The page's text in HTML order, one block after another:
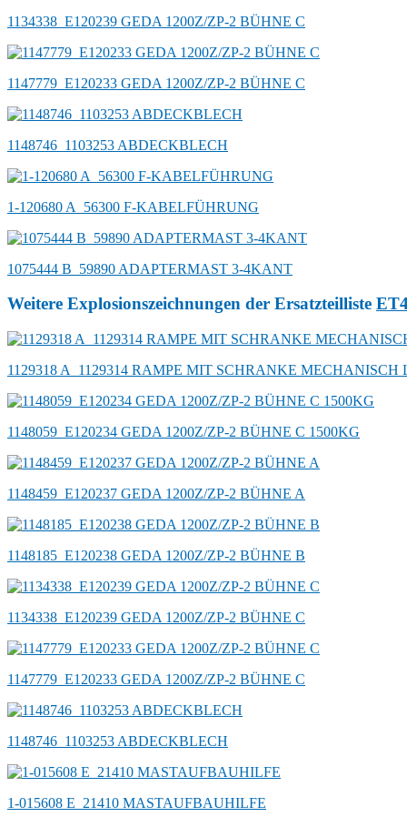
1134338_E120239 GEDA 1200Z/ZP-2 BÜHNE C
1147779_E120233 GEDA 1200Z/ZP-2 BÜHNE C
1148746_1103253 ABDECKBLECH
1-120680 A_56300 F-KABELFÜHRUNG
1075444 B_59890 ADAPTERMAST 3-4KANT
Weitere Explosionszeichnungen der Ersatzteilliste
1129318 A_1129314 RAMPE MIT SCHRANKE MECHANISCH
1148059_E120234 GEDA 1200Z/ZP-2 BÜHNE C 1500KG
1148459_E120237 GEDA 1200Z/ZP-2 BÜHNE A
1148185_E120238 GEDA 1200Z/ZP-2 BÜHNE B
1134338_E120239 GEDA 1200Z/ZP-2 BÜHNE C
1147779_E120233 GEDA 1200Z/ZP-2 BÜHNE C
1148746_1103253 ABDECKBLECH
1-015608 E_21410 MASTAUFBAUHILFE